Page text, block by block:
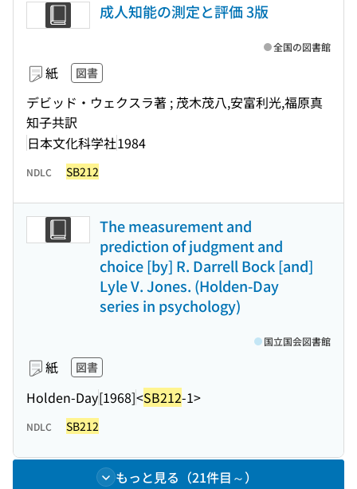
成人知能の測定と評価 3版
紙 図書
デビッド・ウェクスラ著 ; 茂木茂八,安富利光,福原真
知子共訳
日本文化科学社1984
全国の図書館
NDLC SB212
The measurement and
prediction of judgment and
choice [by] R. Darrell Bock [and]
Lyle V. Jones. (Holden-Day
series in psychology)
紙 図書
Holden-Day[1968]<SB212-1>
国立国会図書館
NDLC SB212
もっと見る（21件目～）